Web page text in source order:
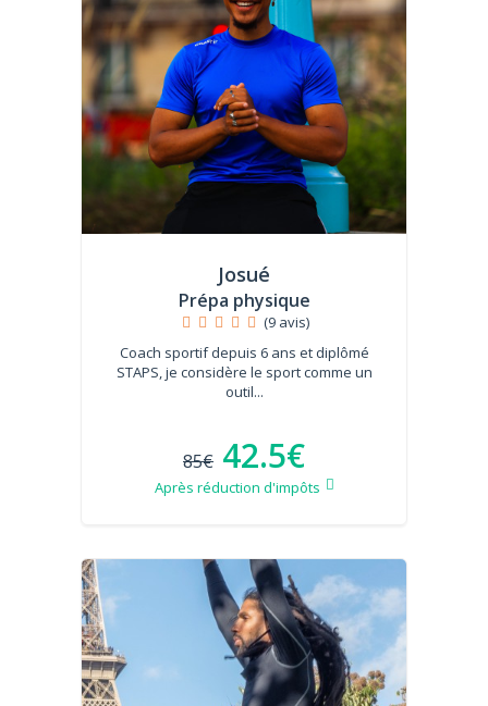
Josué
Prépa physique
(9 avis)
Coach sportif depuis 6 ans et diplômé
STAPS, je considère le sport comme un
outil...
85€ 42.5€
Après réduction d'impôts